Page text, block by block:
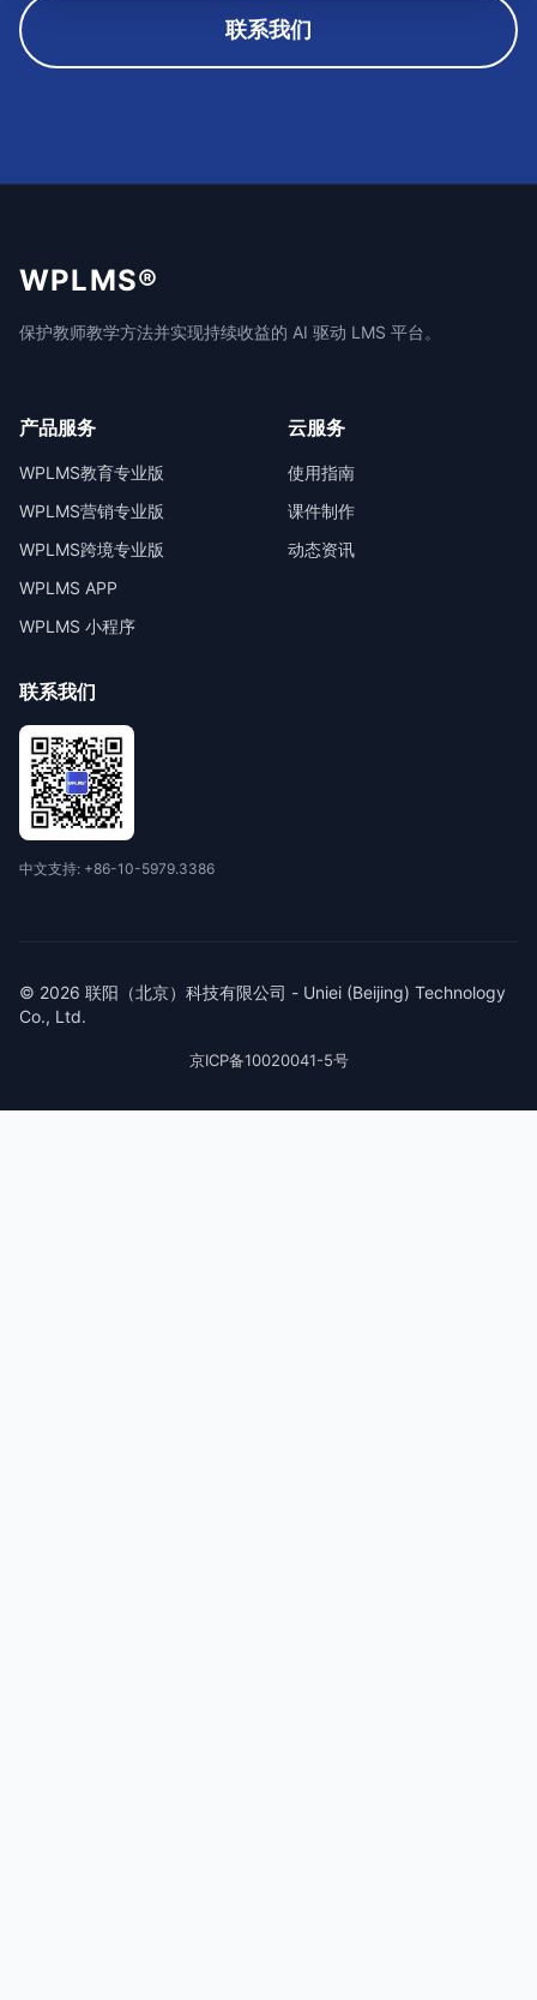
联系我们
WPLMS®
保护教师教学方法并实现持续收益的 AI 驱动 LMS 平台。
产品服务
WPLMS教育专业版
WPLMS营销专业版
WPLMS跨境专业版
WPLMS APP
WPLMS 小程序
云服务
使用指南
课件制作
动态资讯
联系我们
中文支持: +86-10-5979.3386
© 2026 联阳（北京）科技有限公司 - Uniei (Beijing) Technology
Co., Ltd.
京ICP备10020041-5号